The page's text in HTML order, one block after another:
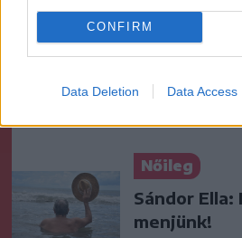
CONFIRM
Data Deletion Data Access
Székely
Farul az FK
Nőileg
Sándor Ella:
menjünk!